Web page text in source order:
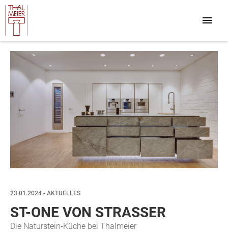
23.01.2024 - AKTUELLES
ST-ONE VON STRASSER
Die Naturstein-Küche bei Thalmeier